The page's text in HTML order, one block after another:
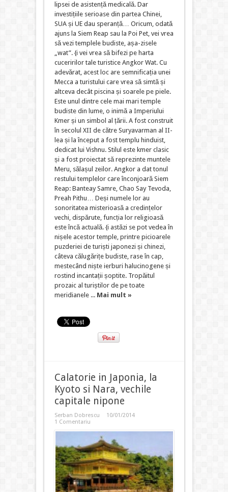
lipsei de asistență medicală. Dar
investițiile serioase din partea Chinei,
SUA și UE dau speranță… Oricum, odată
ajuns la Siem Reap sau la Poi Pet, vei vrea
să vezi templele budiste, așa-zisele
„wat”. {i vei vrea să bifezi pe harta
cuceririlor tale turistice Angkor Wat. Cu
adevărat, acest loc are semnificația unei
Mecca a turistului care vrea să simtă și
altceva decât piscina și soarele pe piele.
Este unul dintre cele mai mari temple
budiste din lume, o inimă a Imperiului
Kmer și un simbol al țării. A fost construit
în secolul XII de către Suryavarman al II-
lea și la început a fost templu hinduist,
dedicat lui Vishnu. Stilul este kmer clasic
și a fost proiectat să reprezinte muntele
Meru, sălașul zeilor. Angkor a dat tonul
restului templelor care înconjoară Siem
Reap: Banteay Samre, Chao Say Tevoda,
Preah Pithu… Deși numele lor au
sonoritatea misterioasă a credințelor
vechi, dispărute, funcția lor religioasă
este încă actuală. {i astăzi se pot vedea în
nișele acestor temple, printre picioarele
puzderiei de turiști japonezi și chinezi,
câteva călugărițe budiste, rase în cap,
mestecând niște ierburi halucinogene și
rostind incantații șoptite. Tropăitul
prozaic al turiștilor de pe toate
meridianele ... Mai mult »
Calatorie in Japonia, la
Kyoto si Nara, vechile
capitale nipone
Serban Dobrescu
10/01/2014
1 Comentariu